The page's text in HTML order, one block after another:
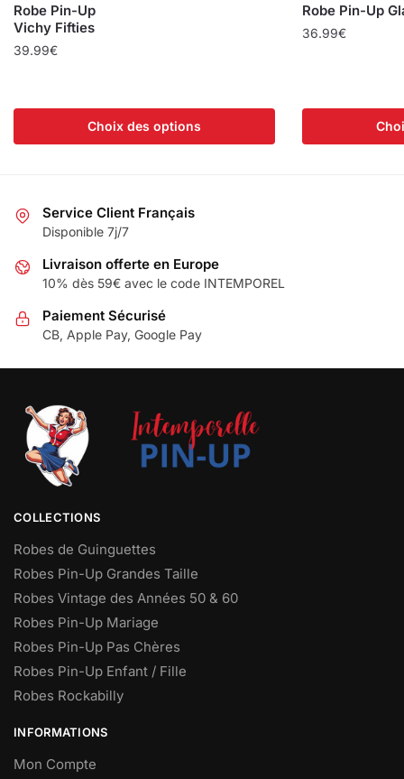
Robe Pin-Up
Vichy Fifties
39.99€
Choix des options
Robe Pin-Up
36.99€
Service Client Français
Disponible 7j/7
Livraison offerte en Europe
10% dès 59€ avec le code INTEMPOREL
Paiement Sécurisé
CB, Apple Pay, Google Pay
COLLECTIONS
Robes de Guinguettes
Robes Pin-Up Grandes Taille
Robes Vintage des Années 50 & 60
Robes Pin-Up Mariage
Robes Pin-Up Pas Chères
Robes Pin-Up Enfant / Fille
Robes Rockabilly
INFORMATIONS
Mon Compte